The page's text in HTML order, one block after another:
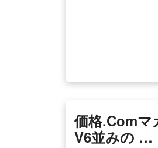
価格.comマ
V6並みの …